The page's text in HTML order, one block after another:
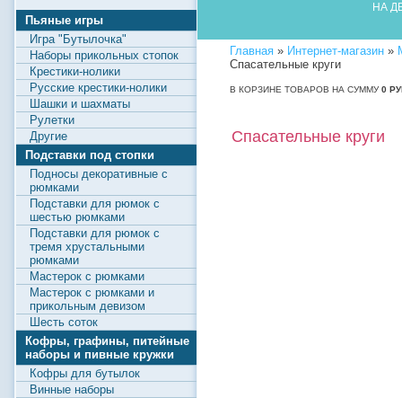
НА
Главная » Интернет-магазин »
Спасательные круги
В КОРЗИНЕ ТОВАРОВ НА СУММУ0
Спасательные круги
Пьяные игры
Игра "Бутылочка"
Наборы прикольных стопок
Крестики-нолики
Русские крестики-нолики
Шашки и шахматы
Рулетки
Другие
Подставки под стопки
Подносы декоративные с
рюмками
Подставки для рюмок с
шестью рюмками
Подставки для рюмок с
тремя хрустальными
рюмками
Мастерок с рюмками
Мастерок с рюмками и
прикольным девизом
Шесть соток
Кофры, графины, питейные
наборы и пивные кружки
Кофры для бутылок
Винные наборы